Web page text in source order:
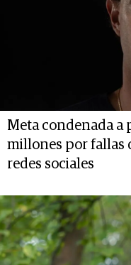
Meta condenada a
millones por fallas
redes sociales